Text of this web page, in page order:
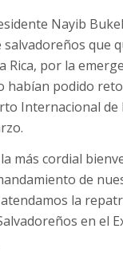
Nayib
que
Rica, por la
habían podido
Internacional de
más cordial
de
la
en el